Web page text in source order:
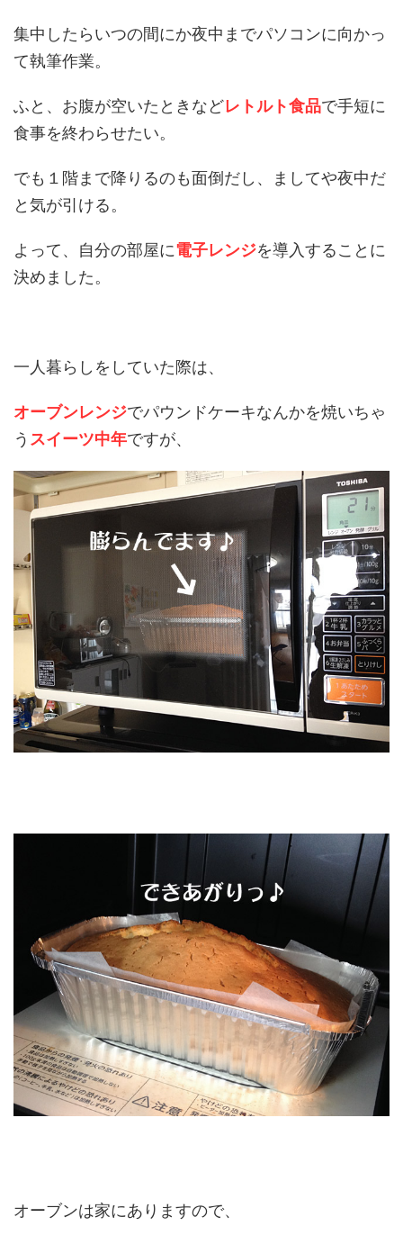
集中したらいつの間にか夜中までパソコンに向かっ
て執筆作業。
ふと、お腹が空いたときなどレトルト食品で手短に
食事を終わらせたい。
でも１階まで降りるのも面倒だし、ましてや夜中だ
と気が引ける。
よって、自分の部屋に電子レンジを導入することに
決めました。
一人暮らしをしていた際は、
オーブンレンジでパウンドケーキなんかを焼いちゃ
う スイーツ中年ですが、
オーブンは家にありますので、